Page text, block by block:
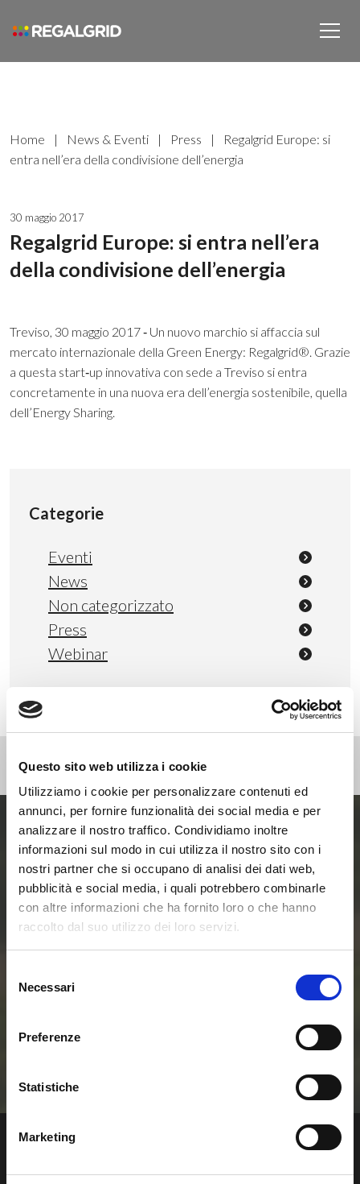
Questo sito web utilizza i cookie
Utilizziamo i cookie per personalizzare contenuti ed
annunci, per fornire funzionalità dei social media e per
analizzare il nostro traffico. Condividiamo inoltre
informazioni sul modo in cui utilizza il nostro sito con i
nostri partner che si occupano di analisi dei dati web,
pubblicità e social media, i quali potrebbero combinarle
con altre informazioni che ha fornito loro o che hanno
raccolto dal suo utilizzo dei loro servizi.
delNecessari
Preferenze
Statistiche
Marketing
Home | News & Eventi | Press |
Regalgrid Europe: si
entra nell’era della condivisione dell’energia
30 maggio 2017
Regalgrid Europe: si entra nell’era
della condivisione dell’energia
Treviso, 30 maggio 2017 ‐ Un nuovo marchio si affaccia sul
mercato internazionale della Green Energy: Regalgrid®. Grazie
a questa start‐up innovativa con sede a Treviso si entra
concretamente in una nuova era dell’energia sostenibile, quella
dell’Energy Sharing.
Categorie
Eventi
News
Non categorizzato
Press
Webinar
Entra ora nel mondo
delle Smart Home e
delle Comunità